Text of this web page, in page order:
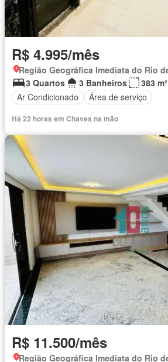
R$ 4.995/mês
3 Quartos
3 Banheiros
383 m²
Ar Condicionado
Área de serviço
Há 22 horas em Chaves na mão
R$ 11.500/mês